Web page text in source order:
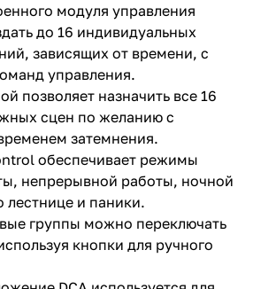
модуля управления
до 16 индивидуальных
зависящих от времени, с
управления.
позволяет назначить все 16
сцен по желанию с
затемнения.
обеспечивает режимы
непрерывной работы, ночной
и паники.
группы можно переключать
кнопки для ручного